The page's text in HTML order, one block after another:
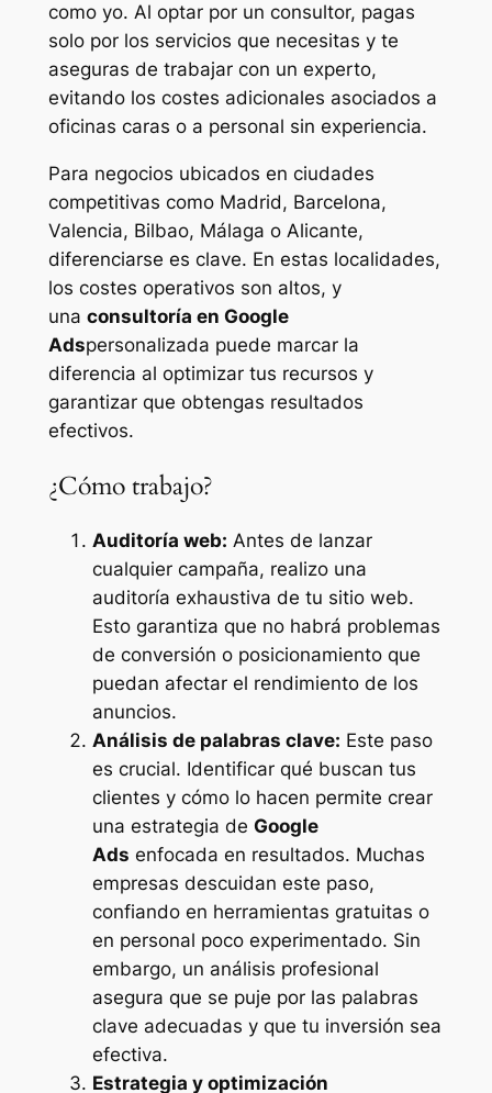
como yo. Al optar por un consultor, pagas
solo por los servicios que necesitas y te
aseguras de trabajar con un experto,
evitando los costes adicionales asociados a
oficinas caras o a personal sin experiencia.
Para negocios ubicados en ciudades
competitivas como Madrid, Barcelona,
Valencia, Bilbao, Málaga o Alicante,
diferenciarse es clave. En estas localidades,
los costes operativos son altos, y
una consultoría en Google
Adspersonalizada puede marcar la
diferencia al optimizar tus recursos y
garantizar que obtengas resultados
efectivos.
¿Cómo trabajo?
Auditoría web: Antes de lanzar
cualquier campaña, realizo una
auditoría exhaustiva de tu sitio web.
Esto garantiza que no habrá problemas
de conversión o posicionamiento que
puedan afectar el rendimiento de los
anuncios.
Análisis de palabras clave: Este paso
es crucial. Identificar qué buscan tus
clientes y cómo lo hacen permite crear
una estrategia de Google
Ads enfocada en resultados. Muchas
empresas descuidan este paso,
confiando en herramientas gratuitas o
en personal poco experimentado. Sin
embargo, un análisis profesional
asegura que se puje por las palabras
clave adecuadas y que tu inversión sea
efectiva.
Estrategia y optimización